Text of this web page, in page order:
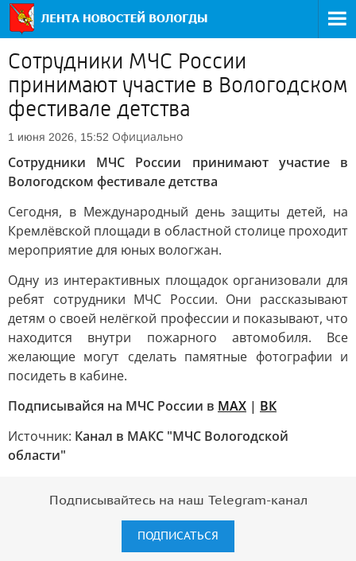
Сотрудники МЧС России
принимают участие в Вологодском
фестивале детства
1 июня 2026, 15:52 Официально
Сотрудники МЧС России принимают участие в
Вологодском фестивале детства
Сегодня, в Международный день защиты детей, на
Кремлёвской площади в областной столице проходит
мероприятие для юных вологжан.
Одну из интерактивных площадок организовали для
ребят сотрудники МЧС России. Они рассказывают
детям о своей нелёгкой профессии и показывают, что
находится внутри пожарного автомобиля. Все
желающие могут сделать памятные фотографии и
посидеть в кабине.
Подписывайся на МЧС России в MAX | ВК
Источник: Канал в МАКС "МЧС Вологодской
области"
Подписывайтесь на наш Telegram-канал
ПОДПИСАТЬСЯ